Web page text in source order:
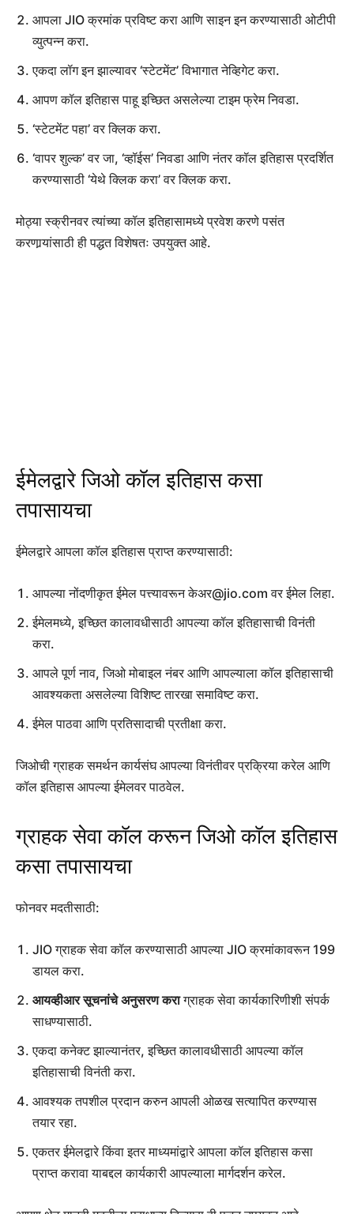
आपला JIO क्रमांक प्रविष्ट करा आणि साइन इन करण्यासाठी ओटीपी
व्युत्पन्न करा.
एकदा लॉग इन झाल्यावर ‘स्टेटमेंट’ विभागात नेव्हिगेट करा.
आपण कॉल इतिहास पाहू इच्छित असलेल्या टाइम फ्रेम निवडा.
‘स्टेटमेंट पहा’ वर क्लिक करा.
‘वापर शुल्क’ वर जा, ‘व्हॉईस’ निवडा आणि नंतर कॉल इतिहास प्रदर्शित
करण्यासाठी ‘येथे क्लिक करा’ वर क्लिक करा.
मोठ्या स्क्रीनवर त्यांच्या कॉल इतिहासामध्ये प्रवेश करणे पसंत
करणार्‍यांसाठी ही पद्धत विशेषतः उपयुक्त आहे.
ईमेलद्वारे जिओ कॉल इतिहास कसा
तपासायचा
ईमेलद्वारे आपला कॉल इतिहास प्राप्त करण्यासाठी:
आपल्या नोंदणीकृत ईमेल पत्त्यावरून केअर@jio.com वर ईमेल लिहा.
ईमेलमध्ये, इच्छित कालावधीसाठी आपल्या कॉल इतिहासाची विनंती
करा.
आपले पूर्ण नाव, जिओ मोबाइल नंबर आणि आपल्याला कॉल इतिहासाची
आवश्यकता असलेल्या विशिष्ट तारखा समाविष्ट करा.
ईमेल पाठवा आणि प्रतिसादाची प्रतीक्षा करा.
जिओची ग्राहक समर्थन कार्यसंघ आपल्या विनंतीवर प्रक्रिया करेल आणि
कॉल इतिहास आपल्या ईमेलवर पाठवेल.
ग्राहक सेवा कॉल करून जिओ कॉल इतिहास
कसा तपासायचा
फोनवर मदतीसाठी:
JIO ग्राहक सेवा कॉल करण्यासाठी आपल्या JIO क्रमांकावरून 199
डायल करा.
आयव्हीआर सूचनांचे अनुसरण कराग्राहक सेवा कार्यकारिणीशी संपर्क
साधण्यासाठी.
एकदा कनेक्ट झाल्यानंतर, इच्छित कालावधीसाठी आपल्या कॉल
इतिहासाची विनंती करा.
आवश्यक तपशील प्रदान करुन आपली ओळख सत्यापित करण्यास
तयार रहा.
एकतर ईमेलद्वारे किंवा इतर माध्यमांद्वारे आपला कॉल इतिहास कसा
प्राप्त करावा याबद्दल कार्यकारी आपल्याला मार्गदर्शन करेल.